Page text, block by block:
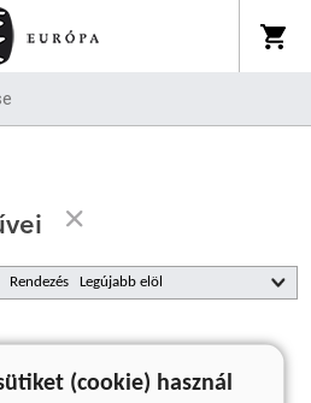
Rendezés
nincs találat
(cookie) használ